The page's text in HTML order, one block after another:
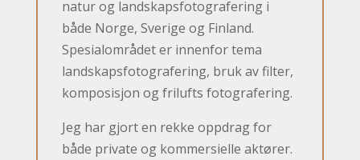
natur og landskapsfotografering i
både Norge, Sverige og Finland.
Spesialområdet er innenfor tema
landskapsfotografering, bruk av filter,
komposisjon og frilufts fotografering.
Jeg har gjort en rekke oppdrag for
både private og kommersielle aktører.